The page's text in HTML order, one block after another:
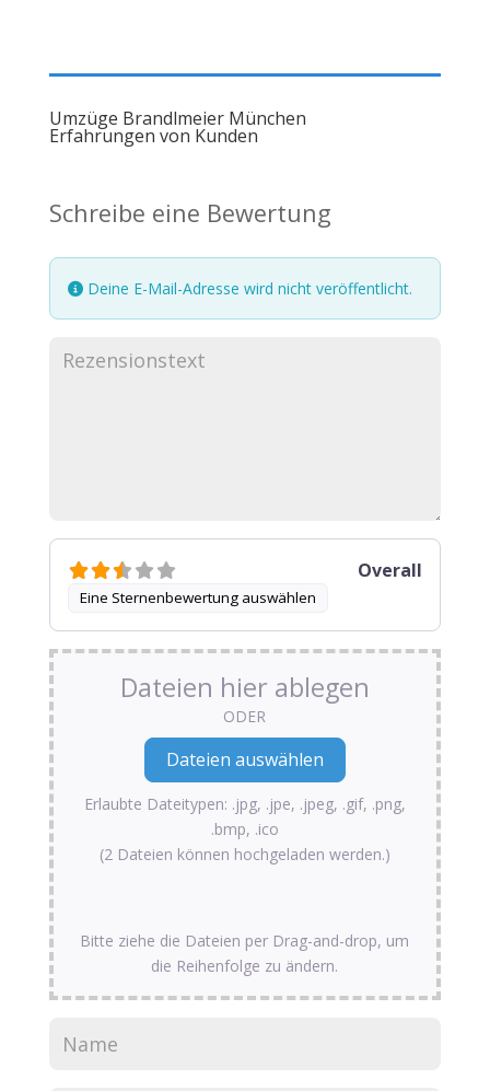
Umzüge Brandlmeier München
Erfahrungen von Kunden
Schreibe eine Bewertung
Deine E-Mail-Adresse wird nicht veröffentlicht.
Eine Sternenbewertung auswählen
Overall
Dateien hier ablegen
ODER
Erlaubte Dateitypen: .jpg, .jpe, .jpeg, .gif, .png,
.bmp, .ico
(2 Dateien können hochgeladen werden.)
Bitte ziehe die Dateien per Drag-and-drop, um
die Reihenfolge zu ändern.